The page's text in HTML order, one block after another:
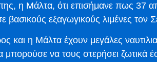
η Μάλτα, ότι επισήμανε πως 37
βασικούς εξαγωγικούς λιμένες τον
η Μάλτα έχουν μεγάλες
μπορούσε να τους στερήσει ζωτικά